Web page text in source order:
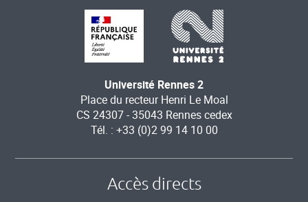
Université Rennes 2
Place du recteur Henri Le Moal
CS 24307 - 35043 Rennes cedex
Tél. : +33 (0)2 99 14 10 00
Accès directs